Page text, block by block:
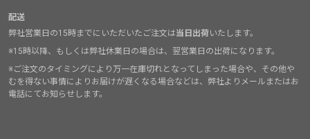
配送
弊社営業日の15時までにいただいたご注文は当日出荷いたします。
※15時以降、もしくは弊社休業日の場合は、翌営業日の出荷になります。
※ご注文のタイミングにより万一在庫切れとなってしまった場合や、その他や
むを得ない事情によりお届けが遅くなる場合などは、弊社よりメールまたはお
電話にてお知らせします。